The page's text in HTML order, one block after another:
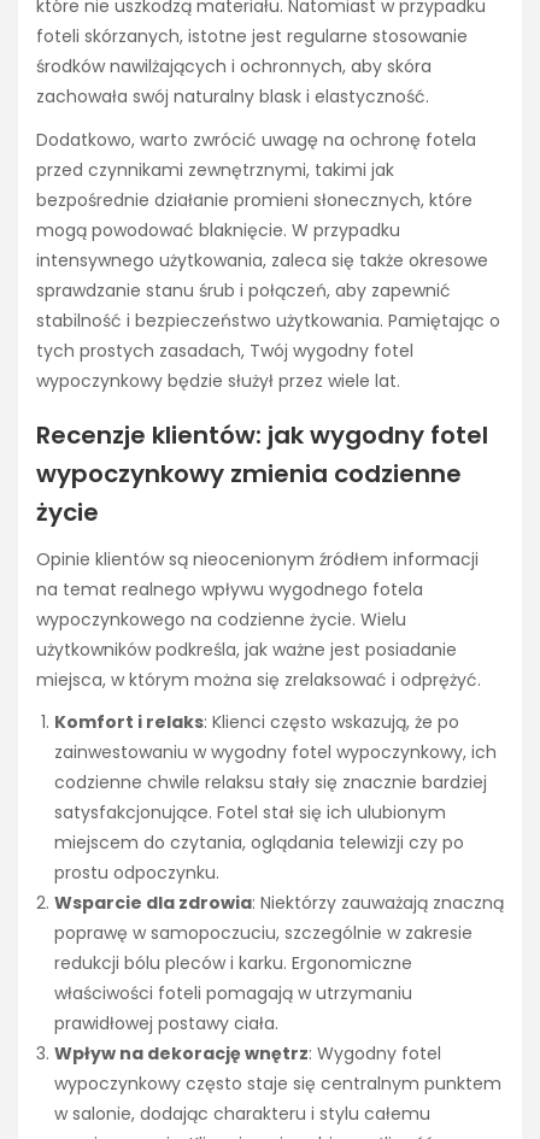
które nie uszkodzą materiału. Natomiast w przypadku
foteli skórzanych, istotne jest regularne stosowanie
środków nawilżających i ochronnych, aby skóra
zachowała swój naturalny blask i elastyczność.
Dodatkowo, warto zwrócić uwagę na ochronę fotela
przed czynnikami zewnętrznymi, takimi jak
bezpośrednie działanie promieni słonecznych, które
mogą powodować blaknięcie. W przypadku
intensywnego użytkowania, zaleca się także okresowe
sprawdzanie stanu śrub i połączeń, aby zapewnić
stabilność i bezpieczeństwo użytkowania. Pamiętając o
tych prostych zasadach, Twój wygodny fotel
wypoczynkowy będzie służył przez wiele lat.
Recenzje klientów: jak wygodny fotel
wypoczynkowy zmienia codzienne
życie
Opinie klientów są nieocenionym źródłem informacji
na temat realnego wpływu wygodnego fotela
wypoczynkowego na codzienne życie. Wielu
użytkowników podkreśla, jak ważne jest posiadanie
miejsca, w którym można się zrelaksować i odprężyć.
Komfort i relaks: Klienci często wskazują, że po
zainwestowaniu w wygodny fotel wypoczynkowy, ich
codzienne chwile relaksu stały się znacznie bardziej
satysfakcjonujące. Fotel stał się ich ulubionym
miejscem do czytania, oglądania telewizji czy po
prostu odpoczynku.
Wsparcie dla zdrowia: Niektórzy zauważają znaczną
poprawę w samopoczuciu, szczególnie w zakresie
redukcji bólu pleców i karku. Ergonomiczne
właściwości foteli pomagają w utrzymaniu
prawidłowej postawy ciała.
Wpływ na dekorację wnętrz: Wygodny fotel
wypoczynkowy często staje się centralnym punktem
w salonie, dodając charakteru i stylu całemu